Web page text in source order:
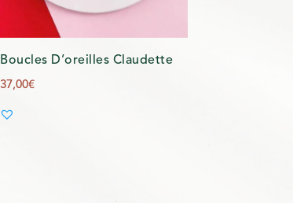
Boucles D’oreilles Claudette
37,00€